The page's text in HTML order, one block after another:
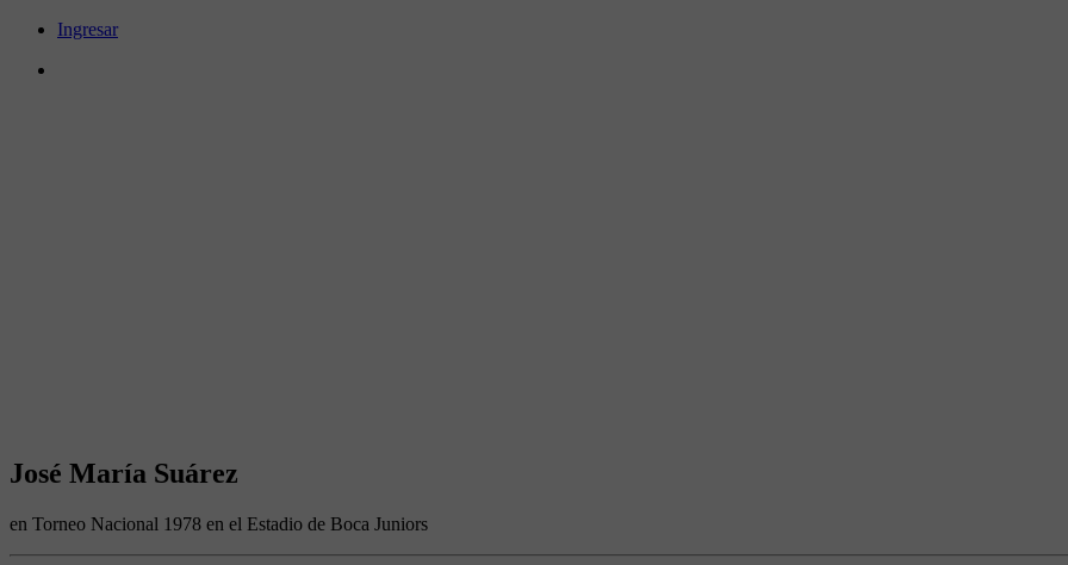
Ingresar
José María Suárez
en Torneo Nacional 1978 en el Estadio de Boca Juniors